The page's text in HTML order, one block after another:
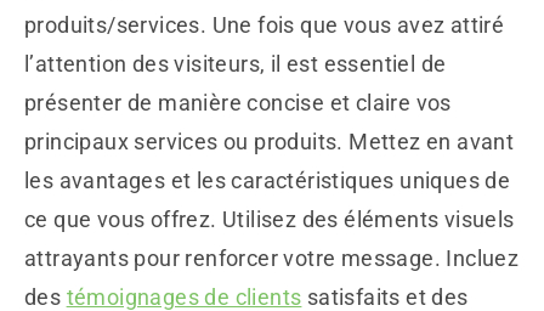
produits/services. Une fois que vous avez attiré
l’attention des visiteurs, il est essentiel de
présenter de manière concise et claire vos
principaux services ou produits. Mettez en avant
les avantages et les caractéristiques uniques de
ce que vous offrez. Utilisez des éléments visuels
attrayants pour renforcer votre message. Incluez
des témoignages de clients satisfaits et des